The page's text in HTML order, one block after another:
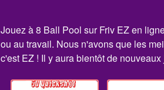
Jouez à 8 Ball Pool sur Friv EZ en
ou au travail. Nous n'avons que les
c'est EZ ! Il y aura bientôt de nouveaux